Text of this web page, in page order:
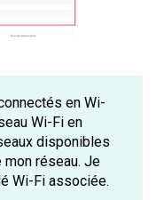
en Wi-
Wi-Fi en
disponibles
réseau. Je
Wi-Fi associée.